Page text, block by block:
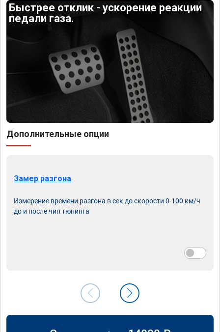
Быстрее отклик - ускорение реакции
педали газа.
Дополнительные опции
Замер разгона
Измерение времени разгона в сек до скорости 0-100 км/ч
до и после чип тюнинга